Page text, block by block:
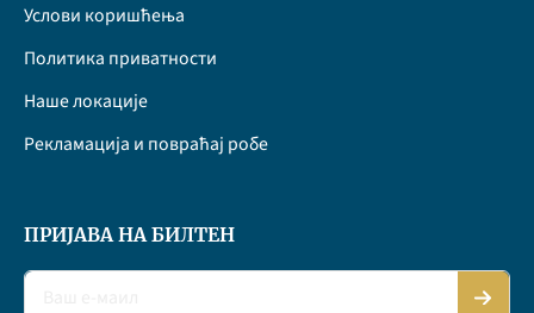
Услови коришћења
Политика приватности
Наше локације
Рекламација и повраћај робе
ПРИЈАВА НА БИЛТЕН